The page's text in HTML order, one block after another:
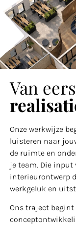
Van
Onze werkwijze
luisteren naar
de ruimte en
je team. Die input
interieurontwerp
werkgeluk en
Ons traject begint